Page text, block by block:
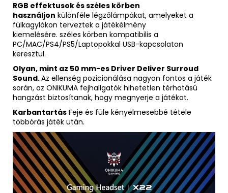
RGB effektusok és széles körben
használjon különféle légzőlámpákat, amelyeket a
fülkagylókon terveztek a játékélmény
kiemelésére. széles körben kompatibilis a
PC/MAC/PS4/PS5/Laptopokkal USB-kapcsolaton
keresztül.
Olyan, mint az 50 mm-es Driver Deliver Surroud
Sound.Az ellenség pozicionálása nagyon fontos a játék
során, az ONIKUMA fejhallgatók hihetetlen térhatású
hangzást biztosítanak, hogy megnyerje a játékot.
Karbantartás Feje és füle kényelmesebbé tétele
többórás játék után.